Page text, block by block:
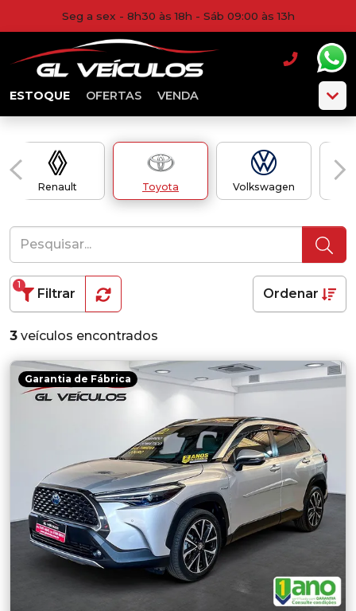
Seg a sex - 8h30 às 18h - Sáb 09:00 às 13h
ESTOQUE OFERTAS VENDA
Renault Toyota Volkswagen
Filtrar
1
Ordenar
3 veículos encontrados
Garantia de Fábrica